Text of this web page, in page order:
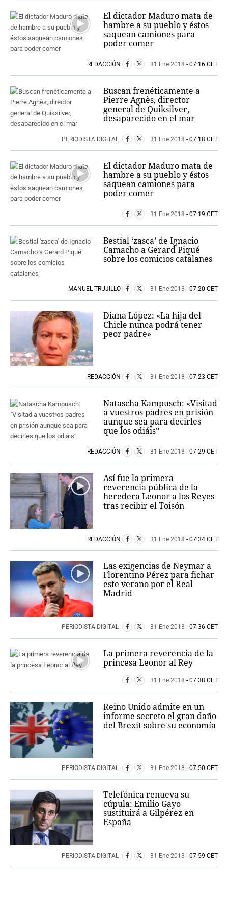
El dictador Maduro mata de
hambre a su pueblo y éstos
saquean camiones para
poder comer
REDACCIÓN 31 Ene 2018 - 07:16 CET
Buscan frenéticamente a
Pierre Agnès, director
general de Quiksilver,
desaparecido en el mar
PERIODISTA DIGITAL 31 Ene 2018 - 07:18 CET
El dictador Maduro mata de
hambre a su pueblo y éstos
saquean camiones para
poder comer
31 Ene 2018 - 07:19 CET
Bestial ‘zasca’ de Ignacio
Camacho a Gerard Piqué
sobre los comicios catalanes
MANUEL TRUJILLO 31 Ene 2018 - 07:20 CET
Diana López: «La hija del
Chicle nunca podrá tener
peor padre»
REDACCIÓN 31 Ene 2018 - 07:23 CET
Natascha Kampusch: «Visitad
a vuestros padres en prisión
aunque sea para decirles
que los odiáis”
REDACCIÓN 31 Ene 2018 - 07:29 CET
Así fue la primera
reverencia pública de la
heredera Leonor a los Reyes
tras recibir el Toisón
REDACCIÓN 31 Ene 2018 - 07:34 CET
Las exigencias de Neymar a
Florentino Pérez para fichar
este verano por el Real
Madrid
PERIODISTA DIGITAL 31 Ene 2018 - 07:36 CET
La primera reverencia de la
princesa Leonor al Rey
31 Ene 2018 - 07:38 CET
Reino Unido admite en un
informe secreto el gran daño
del Brexit sobre su economía
PERIODISTA DIGITAL 31 Ene 2018 - 07:50 CET
Telefónica renueva su
cúpula: Emilio Gayo
sustituirá a Gilpérez en
España
PERIODISTA DIGITAL 31 Ene 2018 - 07:59 CET